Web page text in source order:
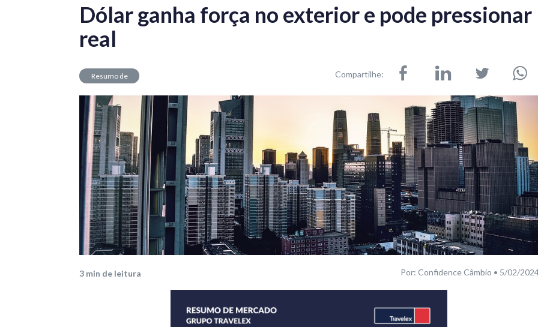
Dólar ganha força no exterior e pode pressionar
real
Resumo de
Compartilhe:
3 min de leitura Por: Confidence Câmbio • 5/02/